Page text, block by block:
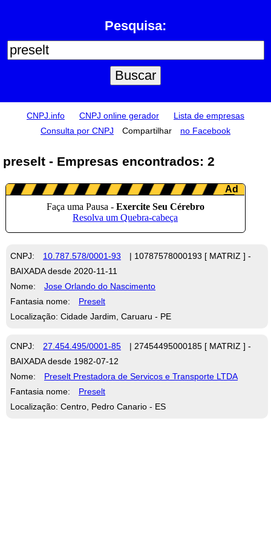
Pesquisa:
CNPJ.info CNPJ online gerador
Lista de empresas
Consulta por CNPJ
Compartilhar no Facebook
preselt - Empresas encontrados: 2
CNPJ: 10.787.578/0001-93
| 10787578000193 [ MATRIZ ] -
BAIXADA desde 2020-11-11
Nome:
Jose Orlando do Nascimento
Fantasia nome:
Preselt
Localização: Cidade Jardim, Caruaru - PE
CNPJ: 27.454.495/0001-85
| 27454495000185 [ MATRIZ ] -
BAIXADA desde 1982-07-12
Nome:
Preselt Prestadora de Servicos e Transporte LTDA
Fantasia nome:
Preselt
Localização: Centro, Pedro Canario - ES